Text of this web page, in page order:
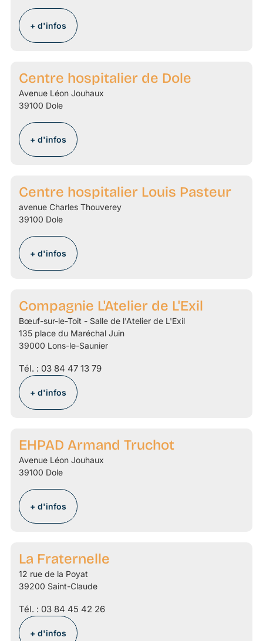
+ d'infos
Centre hospitalier de Dole
Avenue Léon Jouhaux
39100 Dole
+ d'infos
Centre hospitalier Louis Pasteur
avenue Charles Thouverey
39100 Dole
+ d'infos
Compagnie L'Atelier de L'Exil
Bœuf-sur-le-Toit - Salle de l'Atelier de L'Exil
135 place du Maréchal Juin
39000 Lons-le-Saunier
Tél. : 03 84 47 13 79
+ d'infos
EHPAD Armand Truchot
Avenue Léon Jouhaux
39100 Dole
+ d'infos
La Fraternelle
12 rue de la Poyat
39200 Saint-Claude
Tél. : 03 84 45 42 26
+ d'infos